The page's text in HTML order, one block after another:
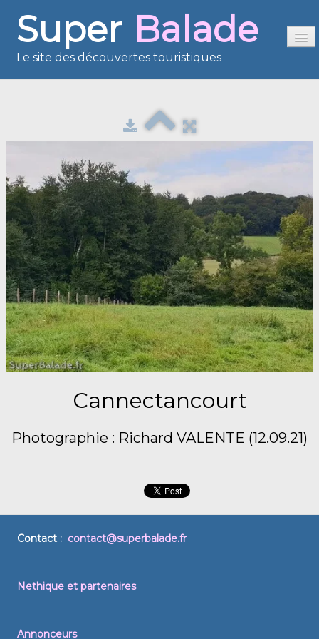
Super Balade
Le site des découvertes touristiques
Reportages
France en images
Europe en images
Les îles en images
Voisins du Net
Cannectancourt
Photographie : Richard VALENTE (12.09.21)
Contact : contact@superbalade.fr
Nethique et partenaires
Annonceurs